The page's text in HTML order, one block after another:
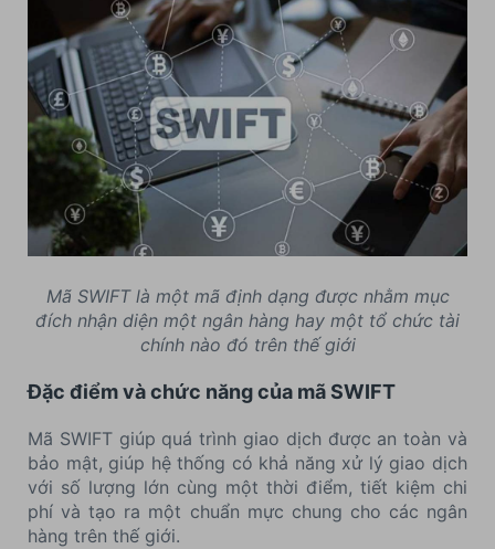
Mã SWIFT là một mã định dạng được nhằm mục
đích nhận diện một ngân hàng hay một tổ chức tài
chính nào đó trên thế giới
Đặc điểm và chức năng của mã SWIFT
Mã SWIFT giúp quá trình giao dịch được an toàn và
bảo mật, giúp hệ thống có khả năng xử lý giao dịch
với số lượng lớn cùng một thời điểm, tiết kiệm chi
phí và tạo ra một chuẩn mực chung cho các ngân
hàng trên thế giới.